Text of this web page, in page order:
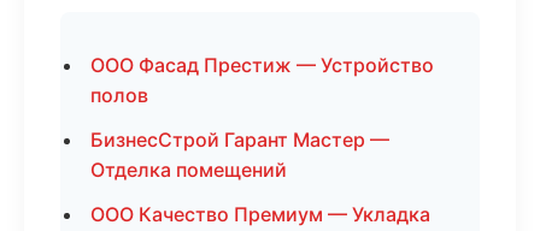
ООО Фасад Престиж — Устройство
полов
БизнесСтрой Гарант Мастер —
Отделка помещений
ООО Качество Премиум — Укладка